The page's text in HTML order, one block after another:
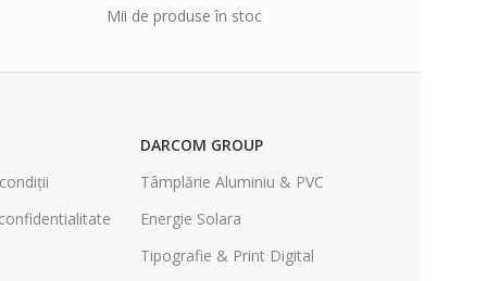
Mii de produse în stoc
DARCOM GROUP
Tâmplărie Aluminiu & PVC
Energie Solara
Tipografie & Print Digital